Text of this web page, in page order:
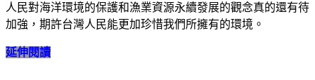
人民對海洋環境的保護和漁業資源永續發展的觀念真的還有待
加強，期許台灣人民能更加珍惜我們所擁有的環境。
延伸閱讀